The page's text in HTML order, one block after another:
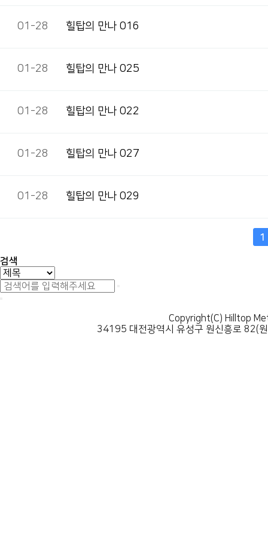
01-28 힐탑의 만나 016
01-28 힐탑의 만나 025
01-28 힐탑의 만나 022
01-28 힐탑의 만나 027
01-28 힐탑의 만나 029
1
검색
Copyright(C) Hilltop
34195 대전광역시 유성구 원신흥로